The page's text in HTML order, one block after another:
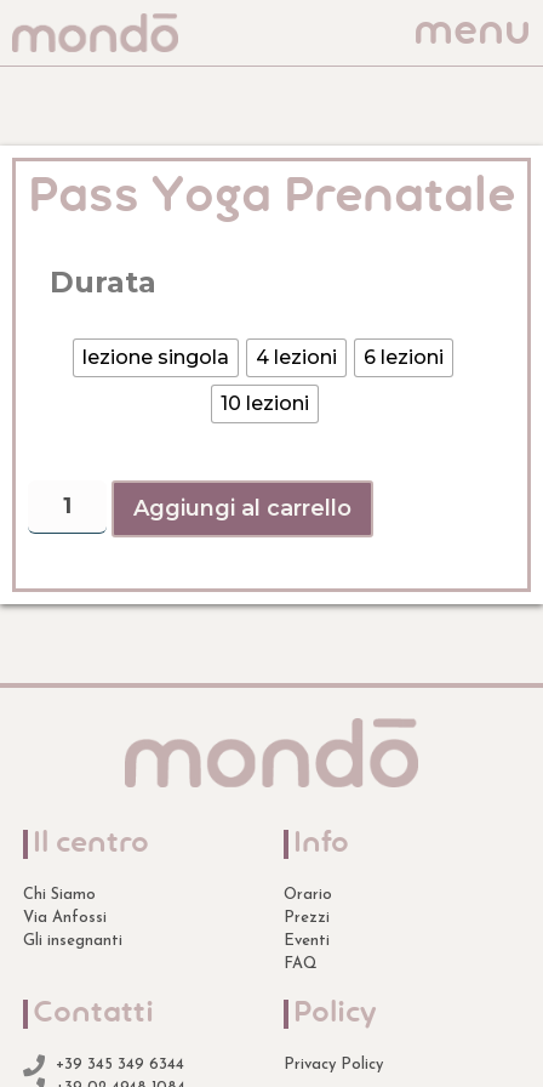
menu
Pass Yoga Prenatale
Durata
lezione singola 4 lezioni
6 lezioni
10 lezioni
Aggiungi al carrello
Il centro
Chi Siamo
Via Anfossi
Gli insegnanti
Info
Orario
Prezzi
Eventi
FAQ
Contatti
+39 345 349 6344
Policy
Privacy Policy